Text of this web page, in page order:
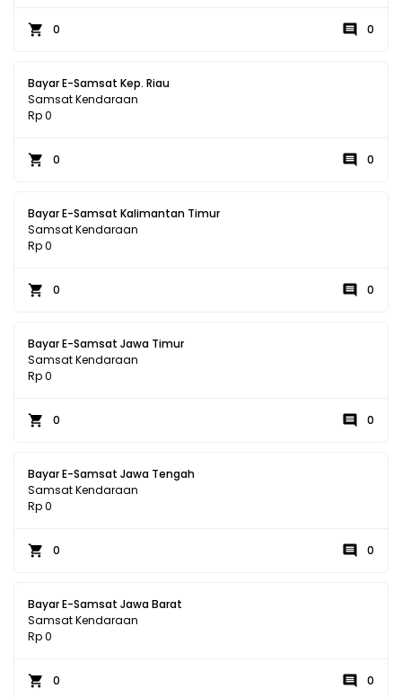
0 0
Bayar E-Samsat Kep. Riau
Samsat Kendaraan
Rp 0
0 0
Bayar E-Samsat Kalimantan Timur
Samsat Kendaraan
Rp 0
0 0
Bayar E-Samsat Jawa Timur
Samsat Kendaraan
Rp 0
0 0
Bayar E-Samsat Jawa Tengah
Samsat Kendaraan
Rp 0
0 0
Bayar E-Samsat Jawa Barat
Samsat Kendaraan
Rp 0
0 0